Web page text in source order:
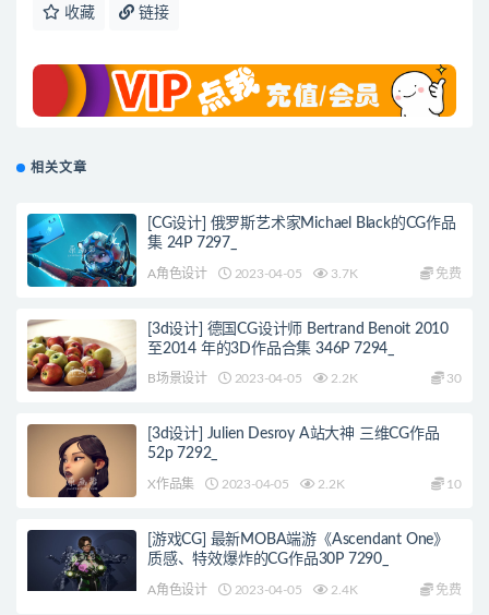
收藏 链接
相关文章
[CG设计] 俄罗斯艺术家Michael Black的CG作品
集 24P 7297_
A角色设计 2023-04-05 3.7K 免费
[3d设计] 德国CG设计师 Bertrand Benoit 2010
至2014 年的3D作品合集 346P 7294_
B场景设计 2023-04-05 2.2K 30
[3d设计] Julien Desroy A站大神 三维CG作品
52p 7292_
X作品集 2023-04-05 2.2K 10
[游戏CG] 最新MOBA端游《Ascendant One》
质感、特效爆炸的CG作品30P 7290_
A角色设计 2023-04-05 2.4K 免费